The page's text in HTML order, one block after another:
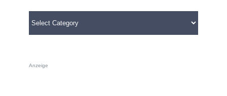
Categories
Anzeige